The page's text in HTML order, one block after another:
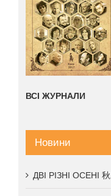
ВСІ ЖУРНАЛИ
Новини
ДВІ РІЗНІ ОСЕНІ